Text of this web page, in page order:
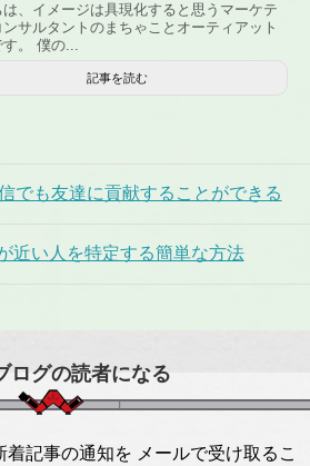
は、イメージは具現化すると思うマーケテ
ンサルタントのまちゃことオーティアット
。 僕の...
記事を読む
でも友達に貢献することができる
近い人を特定する簡単な方法
ログの読者になる
記事の通知を メールで受け取るこ